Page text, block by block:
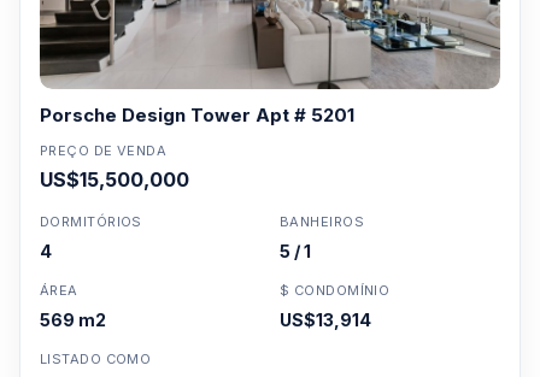
Porsche Design Tower Apt # 5201
PREÇO DE VENDA
US$15,500,000
DORMITÓRIOS
4
BANHEIROS
5 / 1
ÁREA
569 m2
$ CONDOMÍNIO
US$13,914
LISTADO COMO